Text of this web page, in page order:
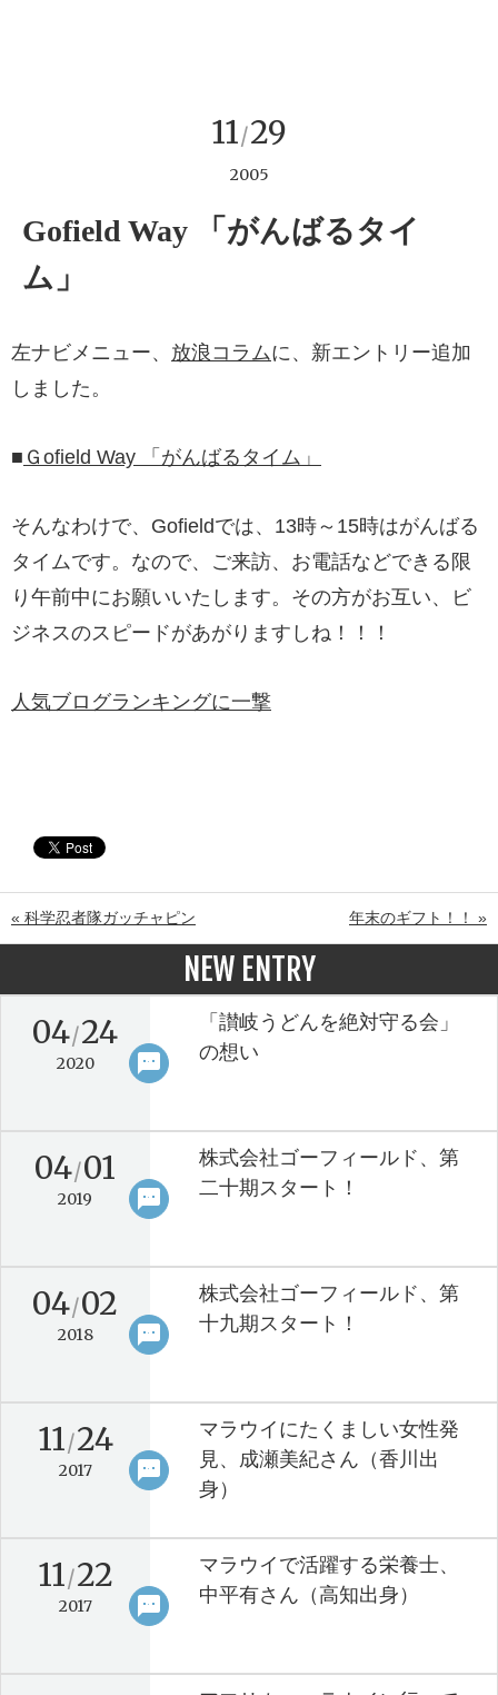
11/29
2005
Gofield Way 「がんばるタイ
ム」
左ナビメニュー、 放浪コラムに、新エントリー追加
しました。
■ Ｇofield Way 「がんばるタイム」
そんなわけで、Gofieldでは、13時～15時はがんばる
タイムです。なので、ご来訪、お電話などできる限
り午前中にお願いいたします。その方がお互い、ビ
ジネスのスピードがあがりますしね！！！
人気ブログランキングに一撃
« 科学忍者隊ガッチャピン 年末のギフト！！ »
NEW ENTRY
sms
04/24
2020
「讃岐うどんを絶対守る会」
の想い
keyboard_arrow_right
sms
04/01
2019
株式会社ゴーフィールド、第
二十期スタート！
keyboard_arrow_right
sms
04/02
2018
株式会社ゴーフィールド、第
十九期スタート！
keyboard_arrow_right
sms
11/24
2017
マラウイにたくましい女性発
見、成瀬美紀さん（香川出
身）
keyboard_arrow_right
sms
11/22
2017
マラウイで活躍する栄養士、
中平有さん（高知出身）
keyboard_arrow_right